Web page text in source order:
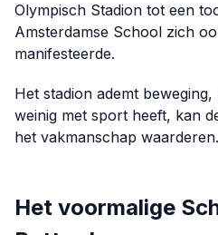
Olympisch Stadion tot een
Amsterdamse School zich
manifesteerde.
Het stadion ademt
weinig met sport heeft, kan
het vakmanschap waarderen.
Het voormalige